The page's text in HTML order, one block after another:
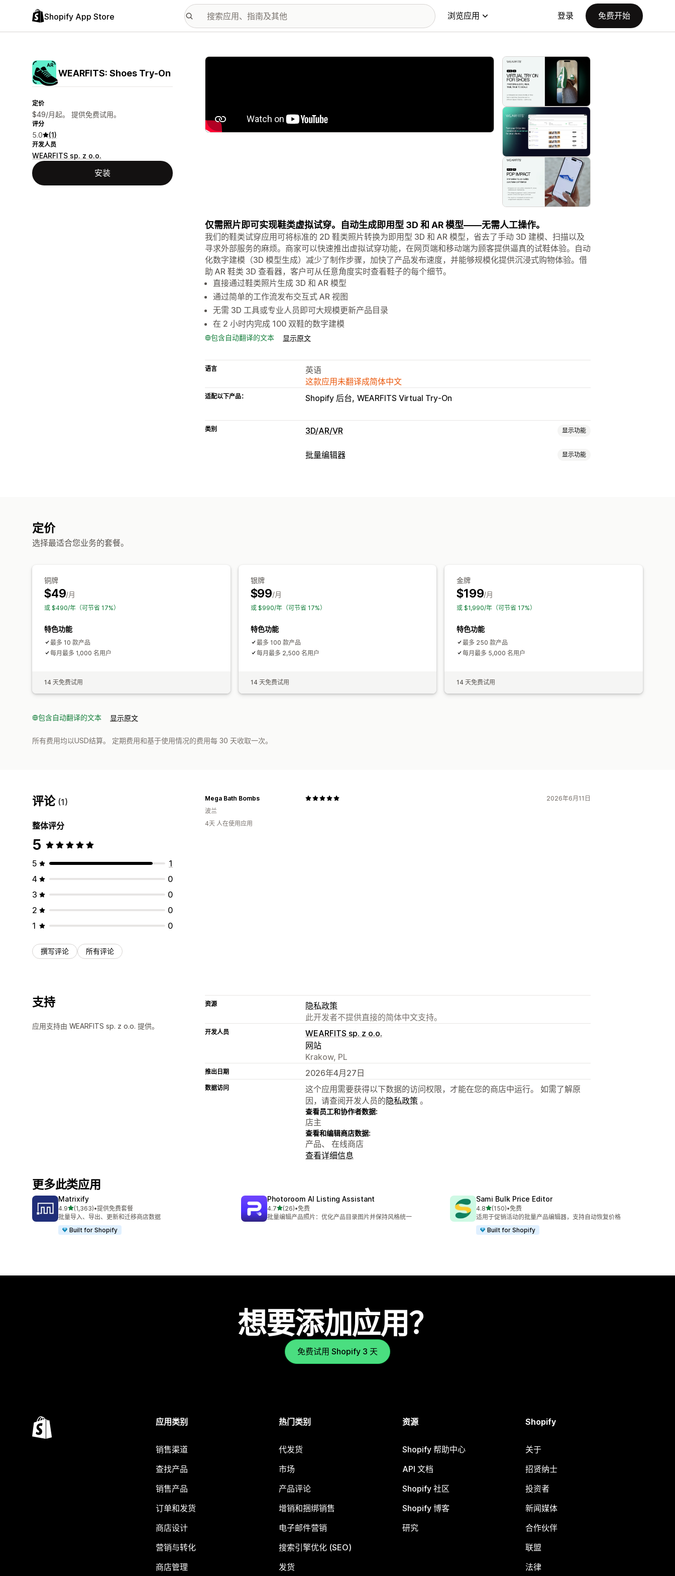
Shopify App Store 浏览应用 登录 免费开始
WEARFITS: Shoes Try‑On
定价
$49/月起。 提供免费试用。
评分
5.0 (1)
开发人员
WEARFITS sp. z o.o.
安装
配图图库
仅需照片即可实现鞋类虚拟试穿。自动生成即用型 3D 和 AR 模型——无需人工操作。
我们的鞋类试穿应用可将标准的 2D 鞋类照片转换为即用型 3D 和 AR 模型，省去了手动 3D 建模、扫描以及
寻求外部服务的麻烦。商家可以快速推出虚拟试穿功能，在网页端和移动端为顾客提供逼真的试鞋体验。自动
化数字建模（3D 模型生成）减少了制作步骤，加快了产品发布速度，并能够规模化提供沉浸式购物体验。借
助 AR 鞋类 3D 查看器，客户可从任意角度实时查看鞋子的每个细节。
直接通过鞋类照片生成 3D 和 AR 模型
通过简单的工作流发布交互式 AR 视图
无需 3D 工具或专业人员即可大规模更新产品目录
在 2 小时内完成 100 双鞋的数字建模
包含自动翻译的文本 显示原文
语言
英语
这款应用未翻译成简体中文
适配以下产品： Shopify 后台 WEARFITS Virtual Try-On
类别 3D/AR/VR 显示功能
可视化
批量编辑器 显示功能
定价
选择最适合您业务的套餐。
铜牌
$49/月
或 $490/年（可节省 17%）
特色功能
最多 10 款产品
每月最多 1,000 名用户
14 天免费试用
银牌
$99/月
或 $990/年（可节省 17%）
特色功能
最多 100 款产品
每月最多 2,500 名用户
14 天免费试用
金牌
$199/月
或 $1,990/年（可节省 17%）
特色功能
最多 250 款产品
每月最多 5,000 名用户
14 天免费试用
包含自动翻译的文本 显示原文
所有费用均以USD结算。 定期费用和基于使用情况的费用每 30 天收取一次。
评论 (1)
整体评分
5
5
1
4
0
3
0
2
0
1
0
撰写评论 所有评论
2026年6月11日
Mega Bath Bombs
波兰
4天 人在使用应用
支持
应用支持由 WEARFITS sp. z o.o. 提供。
资源
隐私政策
此开发者不提供直接的简体中文支持。
开发人员
WEARFITS sp. z o.o.
网站
Krakow, PL
推出日期 2026年4月27日
数据访问
这个应用需要获得以下数据的访问权限，才能在您的商店中运行。 如需了解原
因，请查阅开发人员的隐私政策 。
查看员工和协作者数据:
店主
查看和编辑商店数据:
产品、 在线商店
查看详细信息
更多此类应用
Matrixify
4.9星（满分 5 星）
(1,363)
总共 1363 条评论
•提供免费套餐
批量导入、导出、更新和迁移商店数据
Built for Shopify
Photoroom AI Listing Assistant
4.7星（满分 5 星）
(26)
总共 26 条评论
•免费
批量编辑产品照片：优化产品目录图片并保持风格统一
Sami Bulk Price Editor
4.8星（满分 5 星）
(150)
总共 150 条评论
•免费
适用于促销活动的批量产品编辑器，支持自动恢复价格
Built for Shopify
想要添加应用？
免费试用 Shopify 3 天
应用类别
销售渠道
查找产品
销售产品
订单和发货
商店设计
营销与转化
商店管理
热门类别
代发货
市场
产品评论
增销和捆绑销售
电子邮件营销
搜索引擎优化 (SEO)
发货
资源
Shopify 帮助中心
API 文档
Shopify 社区
Shopify 博客
研究
Shopify
关于
招贤纳士
投资者
新闻媒体
合作伙伴
联盟
法律